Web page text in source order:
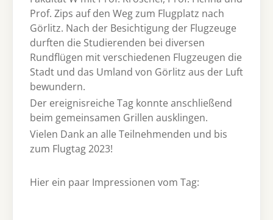
Prof. Zips auf den Weg zum Flugplatz nach
Görlitz. Nach der Besichtigung der Flugzeuge
durften die Studierenden bei diversen
Rundflügen mit verschiedenen Flugzeugen die
Stadt und das Umland von Görlitz aus der Luft
bewundern.
Der ereignisreiche Tag konnte anschließend
beim gemeinsamen Grillen ausklingen.
Vielen Dank an alle Teilnehmenden und bis
zum Flugtag 2023!
Hier ein paar Impressionen vom Tag: